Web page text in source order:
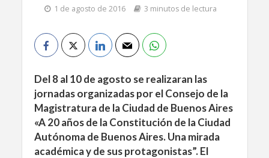
1 de agosto de 2016 3 minutos de lectura
Del 8 al 10 de agosto se realizaran las
jornadas organizadas por el Consejo de la
Magistratura de la Ciudad de Buenos Aires
«A 20 años de la Constitución de la Ciudad
Autónoma de Buenos Aires. Una mirada
académica y de sus protagonistas”. El